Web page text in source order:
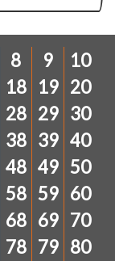
8 9
10
18 19 20
28 29 30
38 39 40
48 49 50
58 59 60
68 69 70
78 79 80